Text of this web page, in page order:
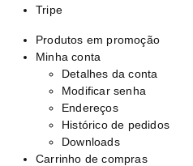
Tripe
Produtos em promoção
Minha conta
Detalhes da conta
Modificar senha
Endereços
Histórico de pedidos
Downloads
Carrinho de compras